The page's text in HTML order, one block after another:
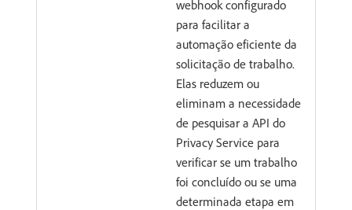
webhook configurado
para facilitar a
automação eficiente da
solicitação de trabalho.
Elas reduzem ou
eliminam a necessidade
de pesquisar a API do
Privacy Service para
verificar se um trabalho
foi concluído ou se uma
determinada etapa em